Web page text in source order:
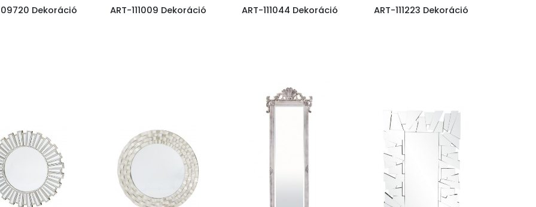
Dekoráció ART-111009 Dekoráció ART-111044 Dekoráció ART-111223 Dekoráció